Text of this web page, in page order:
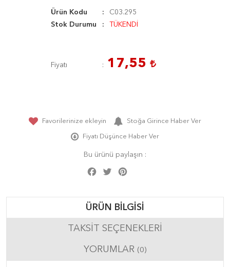
Ürün Kodu
C03.295
Stok Durumu
TÜKENDİ
Fiyatı 17,55
Favorilerinize ekleyin Stoğa Girince Haber Ver
Fiyatı Düşünce Haber Ver
Bu ürünü paylaşın :
Facebook
Twitter
ÜRÜN BILGISI
TAKSIT SEÇENEKLERI
YORUMLAR (0)